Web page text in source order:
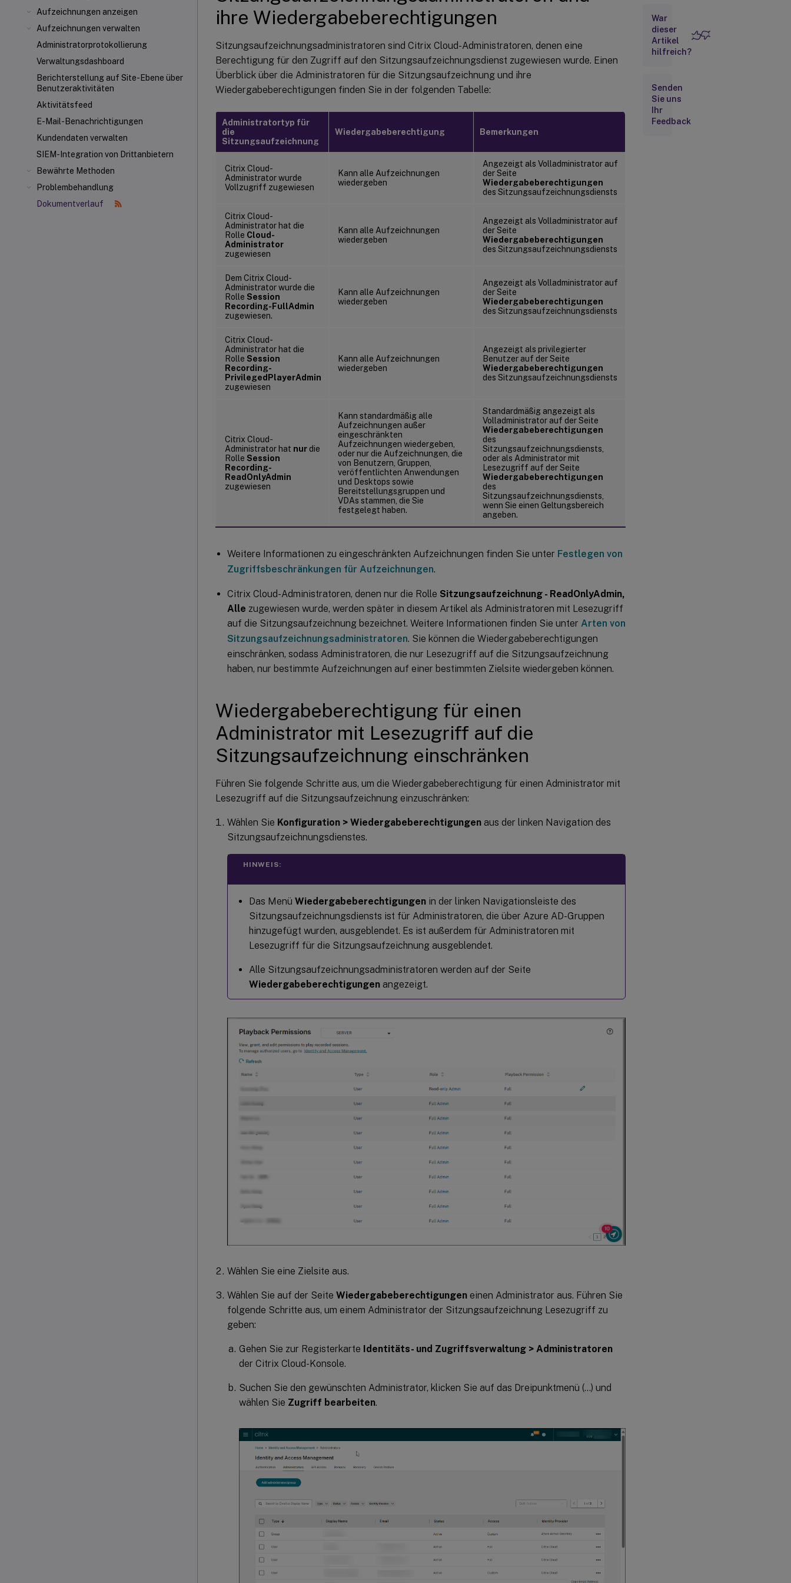
Aufzeichnungen anzeigen
Aufzeichnungen verwalten
Administratorprotokollierung
Verwaltungsdashboard
Berichterstellung auf Site-Ebene über
Benutzeraktivitäten
Aktivitätsfeed
E-Mail-Benachrichtigungen
Kundendaten verwalten
SIEM-Integration von Drittanbietern
Bewährte Methoden
Problembehandlung
Dokumentverlauf
ihre Wiedergabeberechtigungen
Sitzungsaufzeichnungsadministratoren sind Citrix Cloud-Administratoren, denen eine
Berechtigung für den Zugriff auf den Sitzungsaufzeichnungsdienst zugewiesen wurde. Einen
Überblick über die Administratoren für die Sitzungsaufzeichnung und ihre
Wiedergabeberechtigungen finden Sie in der folgenden Tabelle:
Administratortyp für
die
Sitzungsaufzeichnung
Wiedergabeberechtigung Bemerkungen
Citrix Cloud-
Administrator wurde
Vollzugriff zugewiesen
Kann alle Aufzeichnungen
wiedergeben
Angezeigt als Volladministrator auf
der Seite
Wiedergabeberechtigungen
des Sitzungsaufzeichnungsdiensts
Citrix Cloud-
Administrator hat die
Rolle Cloud-
Administrator
zugewiesen
Kann alle Aufzeichnungen
wiedergeben
Angezeigt als Volladministrator auf
der Seite
Wiedergabeberechtigungen
des Sitzungsaufzeichnungsdiensts
Dem Citrix Cloud-
Administrator wurde die
Rolle Session
Recording-FullAdmin
zugewiesen.
Kann alle Aufzeichnungen
wiedergeben
Angezeigt als Volladministrator auf
der Seite
Wiedergabeberechtigungen
des Sitzungsaufzeichnungsdiensts
Citrix Cloud-
Administrator hat die
Rolle Session
Recording-
PrivilegedPlayerAdmin
zugewiesen
Kann alle Aufzeichnungen
wiedergeben
Angezeigt als privilegierter
Benutzer auf der Seite
Wiedergabeberechtigungen
des Sitzungsaufzeichnungsdiensts
Citrix Cloud-
Administrator hat nurdie
Rolle Session
Recording-
ReadOnlyAdmin
zugewiesen
Kann standardmäßig alle
Aufzeichnungen außer
eingeschränkten
Aufzeichnungen wiedergeben,
oder nur die Aufzeichnungen, die
von Benutzern, Gruppen,
veröffentlichten Anwendungen
und Desktops sowie
Bereitstellungsgruppen und
VDAs stammen, die Sie
festgelegt haben.
Standardmäßig angezeigt als
Volladministrator auf der Seite
Wiedergabeberechtigungen
des
Sitzungsaufzeichnungsdiensts,
oder als Administrator mit
Lesezugriff auf der Seite
Wiedergabeberechtigungen
des
Sitzungsaufzeichnungsdiensts,
wenn Sie einen Geltungsbereich
angeben.
Weitere Informationen zu eingeschränkten Aufzeichnungen finden Sie unter Festlegen von
Zugriffsbeschränkungen für Aufzeichnungen.
Citrix Cloud-Administratoren, denen nur die Rolle Sitzungsaufzeichnung - ReadOnlyAdmin,
Alle zugewiesen wurde, werden später in diesem Artikel als Administratoren mit Lesezugriff
auf die Sitzungsaufzeichnung bezeichnet. Weitere Informationen finden Sie unter Arten von
Sitzungsaufzeichnungsadministratoren. Sie können die Wiedergabeberechtigungen
einschränken, sodass Administratoren, die nur Lesezugriff auf die Sitzungsaufzeichnung
haben, nur bestimmte Aufzeichnungen auf einer bestimmten Zielsite wiedergeben können.
Wiedergabeberechtigung für einen
Administrator mit Lesezugriff auf die
Sitzungsaufzeichnung einschränken
Führen Sie folgende Schritte aus, um die Wiedergabeberechtigung für einen Administrator mit
Lesezugriff auf die Sitzungsaufzeichnung einzuschränken:
Wählen Sie Konfiguration > Wiedergabeberechtigungen aus der linken Navigation des
Sitzungsaufzeichnungsdienstes.
HINWEIS:
Das Menü Wiedergabeberechtigungen in der linken Navigationsleiste des
Sitzungsaufzeichnungsdiensts ist für Administratoren, die über Azure AD-Gruppen
hinzugefügt wurden, ausgeblendet. Es ist außerdem für Administratoren mit
Lesezugriff für die Sitzungsaufzeichnung ausgeblendet.
Alle Sitzungsaufzeichnungsadministratoren werden auf der Seite
Wiedergabeberechtigungen angezeigt.
Wählen Sie eine Zielsite aus.
Wählen Sie auf der Seite Wiedergabeberechtigungen einen Administrator aus. Führen Sie
folgende Schritte aus, um einem Administrator der Sitzungsaufzeichnung Lesezugriff zu
geben:
Gehen Sie zur Registerkarte Identitäts- und Zugriffsverwaltung > Administratoren
der Citrix Cloud-Konsole.
Suchen Sie den gewünschten Administrator, klicken Sie auf das Dreipunktmenü (…) und
wählen Sie Zugriff bearbeiten.
War
dieser
Artikel
hilfreich?
Senden
Sie uns
Ihr
Feedback